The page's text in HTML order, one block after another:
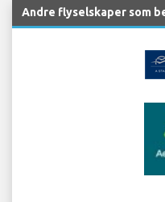
Andre flyselskaper som